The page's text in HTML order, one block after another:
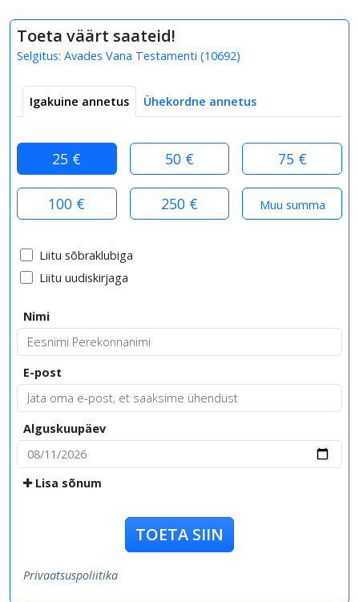
Toeta väärt saateid!
Selgitus: Avades Vana Testamenti (10692)
Igakuine annetus Ühekordne annetus
25 € 50 € 75 €
100 € 250 €
Liitu sõbraklubiga
Liitu uudiskirjaga
Nimi
E-post
Alguskuupäev
Lisa sõnum
TOETA SIIN
Privaatsuspoliitika